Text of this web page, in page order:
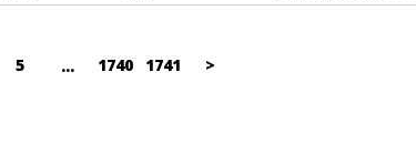
5 ... 1740 1741 >